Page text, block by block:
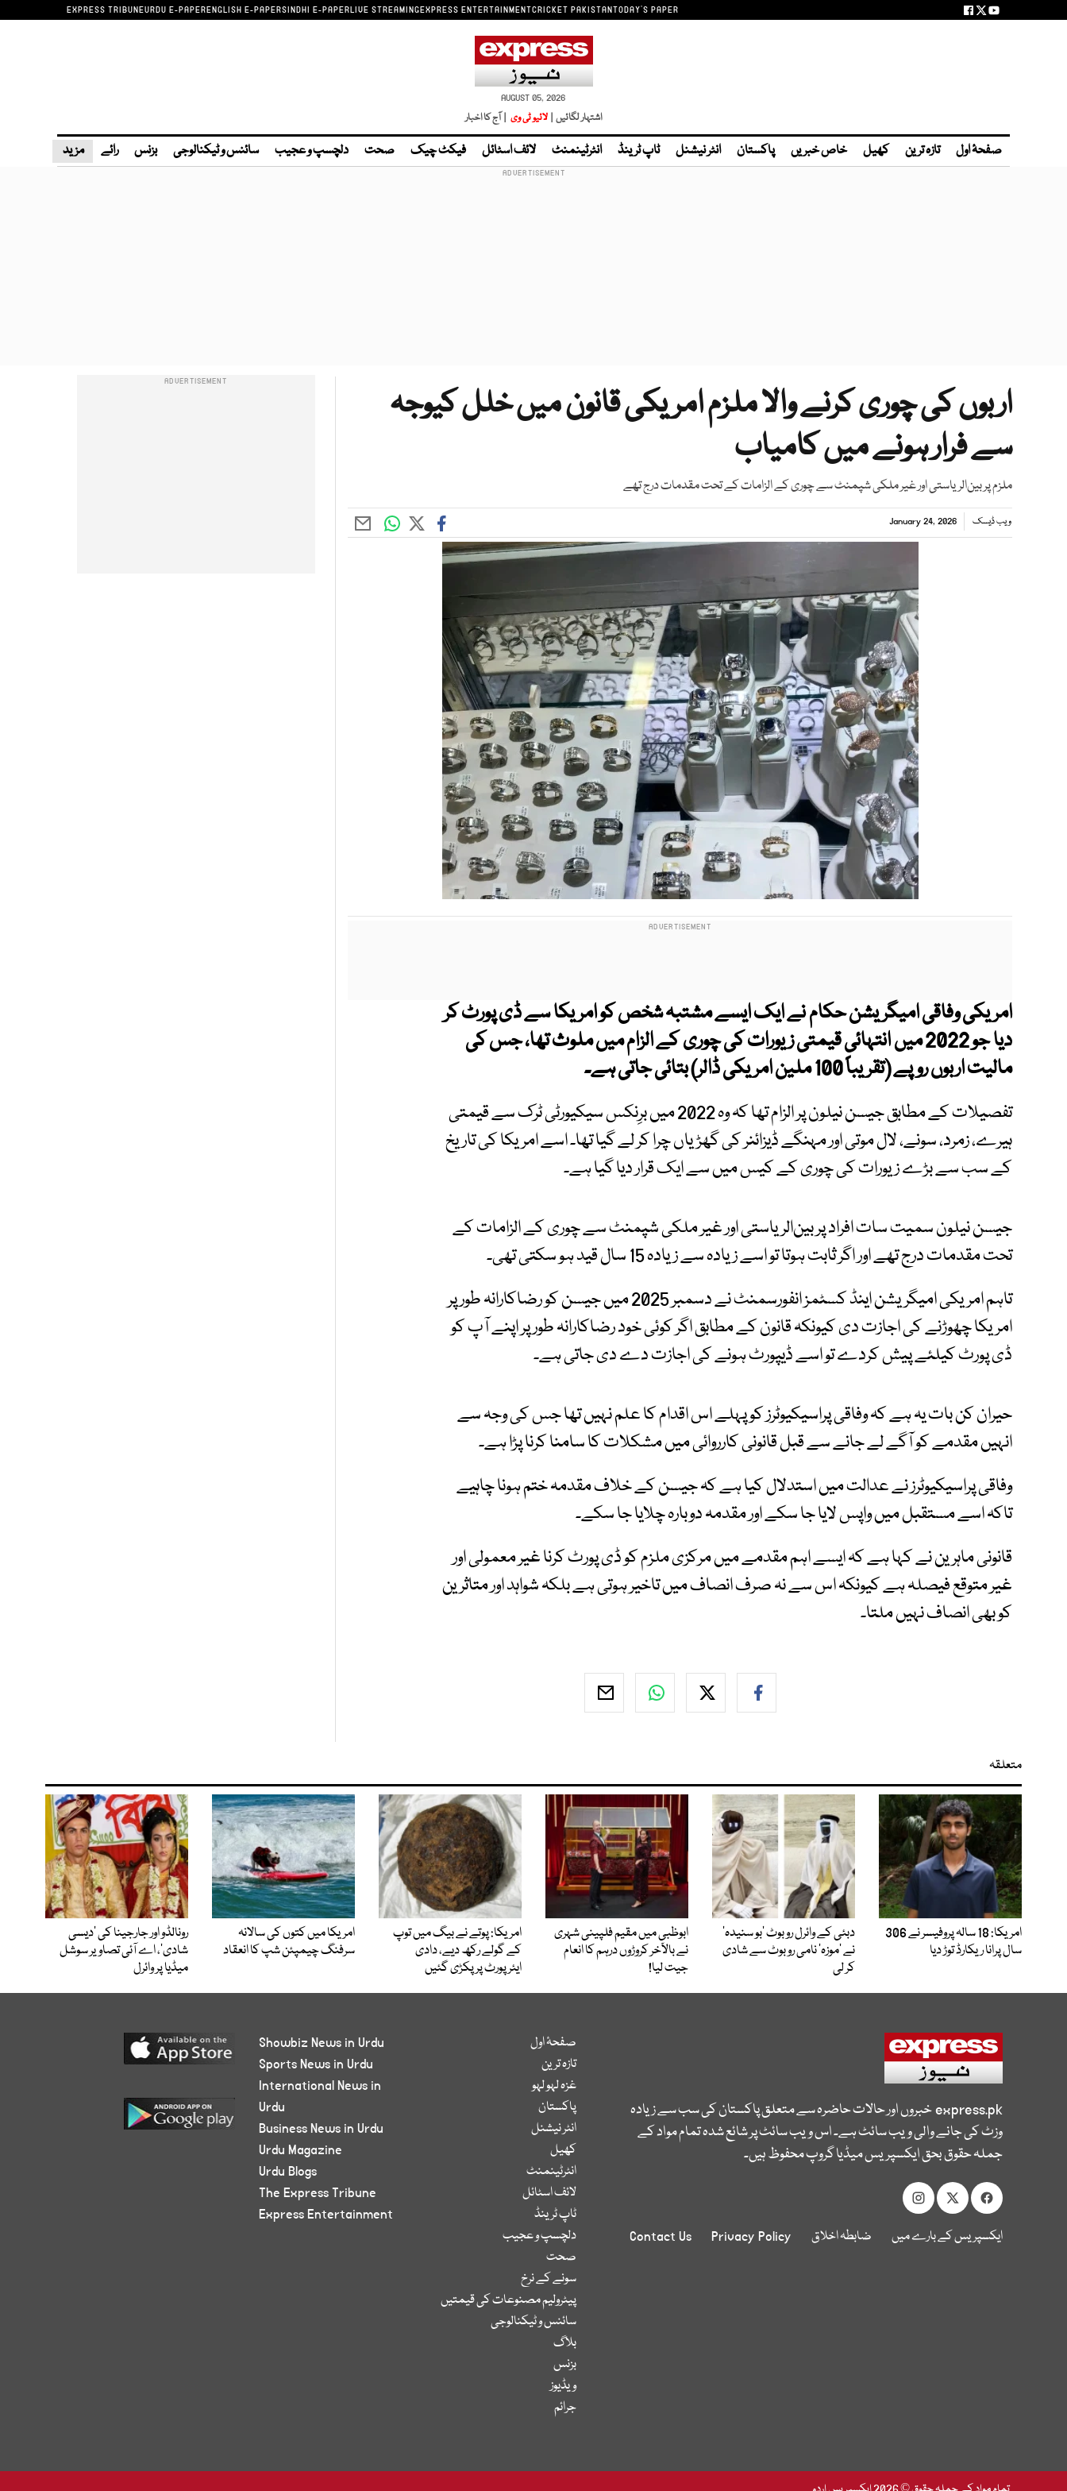
EXPRESS TRIBUNEURDU E-PAPERENGLISH E-PAPERSINDHI E-PAPERLIVE STREAMINGEXPRESS ENTERTAINMENTCRICKET PAKISTANTODAY'S PAPER
AUGUST 05, 2026
اشتہار لگائیں | لائیو ٹی وی | آج کا اخبار
صفحۂ اول تازہ ترین کھیل خاص خبریں پاکستان انٹر نیشنل ٹاپ ٹرینڈ انٹرٹینمنٹ لائف اسٹائل فیکٹ چیک صحت دلچسپ و عجیب سائنس و ٹیکنالوجی بزنس رائے مزید
اربوں کی چوری کرنے والا ملزم امریکی قانون میں خلل کیوجہ
سے فرار ہونے میں کامیاب
ملزم پر بین‌الریاستی اور غیر ملکی شپمنٹ سے چوری کے الزامات کے تحت مقدمات درج تھے
ویب ڈیسک January 24, 2026
امریکی وفاقی امیگریشن حکام نے ایک ایسے مشتبہ شخص کو امریکا سے ڈی پورٹ کر
دیا جو 2022 میں انتہائی قیمتی زیورات کی چوری کے الزام میں ملوث تھا، جس کی
مالیت اربوں روپے (تقریباً 100 ملین امریکی ڈالر) بتائی جاتی ہے۔
تفصیلات کے مطابق جیسن نیلون پر الزام تھا کہ وہ 2022 میں برِنکس سیکیورٹی ٹرک سے قیمتی
ہیرے، زمرد، سونے، لال موتی اور مہنگے ڈیزائنر کی گھڑیاں چرا کر لے گیا تھا۔ اسے امریکا کی تاریخ
کے سب سے بڑے زیورات کی چوری کے کیس میں سے ایک قرار دیا گیا ہے۔
جیسن نیلون سمیت سات افراد پر بین‌الریاستی اور غیر ملکی شپمنٹ سے چوری کے الزامات کے
تحت مقدمات درج تھے اور اگر ثابت ہوتا تو اسے زیادہ سے زیادہ 15 سال قید ہو سکتی تھی۔
تاہم امریکی امیگریشن اینڈ کسٹمز انفورسمنٹ نے دسمبر 2025 میں جیسن کو رضاکارانہ طور پر
امریکا چھوڑنے کی اجازت دی کیونکہ قانون کے مطابق اگر کوئی خود رضاکارانہ طور پر اپنے آپ کو
ڈی پورٹ کیلئے پیش کردے تو اسے ڈیپورٹ ہونے کی اجازت دے دی جاتی ہے۔
حیران کن بات یہ ہے کہ وفاقی پراسیکیوٹرز کو پہلے اس اقدام کا علم نہیں تھا جس کی وجہ سے
انہیں مقدمے کو آگے لے جانے سے قبل قانونی کارروائی میں مشکلات کا سامنا کرنا پڑا ہے۔
وفاقی پراسیکیوٹرز نے عدالت میں استدلال کیا ہے کہ جیسن کے خلاف مقدمہ ختم ہونا چاہیے
تاکہ اسے مستقبل میں واپس لایا جا سکے اور مقدمہ دوبارہ چلایا جا سکے۔
قانونی ماہرین نے کہا ہے کہ ایسے اہم مقدمے میں مرکزی ملزم کو ڈی پورٹ کرنا غیر معمولی اور
غیر متوقع فیصلہ ہے کیونکہ اس سے نہ صرف انصاف میں تاخیر ہوتی ہے بلکہ شواہد اور متاثرین
کو بھی انصاف نہیں ملتا۔
متعلقہ
امریکا: 18 سالہ پروفیسر نے 306
سال پرانا ریکارڈ توڑ دیا
دبئی کے وائرل روبوٹ ’بو سنیدہ‘
نے ’موزہ‘ نامی روبوٹ سے شادی
کر لی
ابوظبی میں مقیم فلپینی شہری
نے بالآخر کروڑوں درہم کا انعام
جیت لیا!
امریکا: پوتے نے بیگ میں توپ
کے گولے رکھ دیے، دادی
ایئرپورٹ پر پکڑی گئیں
امریکا میں کتوں کی سالانہ
سرفنگ چیمپئن شپ کا انعقاد
رونالڈو اور جارجینا کی ’دیسی
شادی‘، اے آئی تصاویر سوشل
میڈیا پر وائرل
express.pkخبروں اور حالات حاضرہ سے متعلق پاکستان کی سب سے زیادہ
وزٹ کی جانے والی ویب سائٹ ہے۔ اس ویب سائٹ پر شائع شدہ تمام مواد کے
جملہ حقوق بحق ایکسپریس میڈیا گروپ محفوظ ہیں۔
ایکسپریس کے بارے میں ضابطہ اخلاق Privacy Policy
Contact Us
صفحۂ اول
تازہ ترین
غزہ لہو لہو
پاکستان
انٹر نیشنل
کھیل
انٹرٹینمنٹ
لائف اسٹائل
ٹاپ ٹرینڈ
دلچسپ و عجیب
صحت
سونے کے نرخ
پیٹرولیم مصنوعات کی قیمتیں
سائنس و ٹیکنالوجی
بلاگ
بزنس
ویڈیوز
جرائم
Showbiz News in Urdu
Sports News in Urdu
International News in
Urdu
Business News in Urdu
Urdu Magazine
Urdu Blogs
The Express Tribune
Express Entertainment